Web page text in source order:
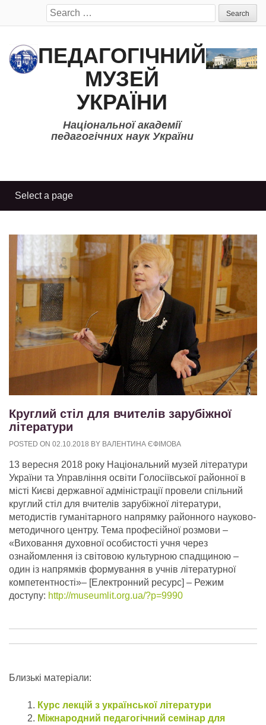
Search
for:
ПЕДАГОГІЧНИЙ
МУЗЕЙ
УКРАЇНИ
Національної академії
педагогічних наук України
Круглий стіл для вчителів зарубіжної
літератури
POSTED ON 02.10.2018 BY ВАЛЕНТИНА ЄФІМОВА
13 вересня 2018 року Національний музей літератури
України та Управління освіти Голосіївської районної в
місті Києві державної адміністрації провели спільний
круглий стіл для вчителів зарубіжної літератури,
методистів гуманітарного напрямку районного науково-
методичного центру. Тема професійної розмови –
«Виховання духовної особистості учня через
ознайомлення із світовою культурною спадщиною –
один із напрямків формування в учнів літературної
компетентності»– [Електронний ресурс] – Режим
доступу: http://museumlit.org.ua/?p=9990
Близькі матеріали:
Курс лекцій з української літератури
Міжнародний педагогічний семінар для